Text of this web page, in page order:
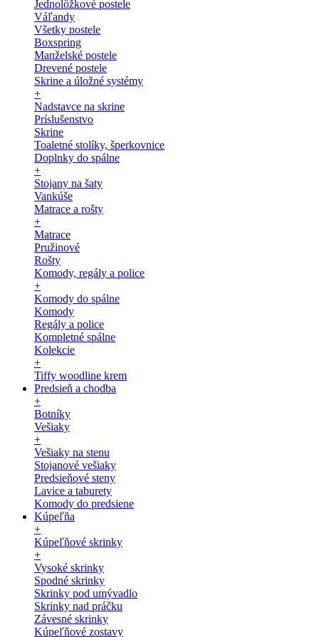
Jednolôžkové postele
Váľandy
Všetky postele
Boxspring
Manželské postele
Drevené postele
Skrine a úložné systémy
+
Nadstavce na skrine
Príslušenstvo
Skrine
Toaletné stolíky, šperkovnice
Doplnky do spálne
+
Stojany na šaty
Vankúše
Matrace a rošty
+
Matrace
Pružinové
Rošty
Komody, regály a police
+
Komody do spálne
Komody
Regály a police
Kompletné spálne
Kolekcie
+
Tiffy woodline krem
Predsieň a chodba
+
Botníky
Vešiaky
+
Vešiaky na stenu
Stojanové vešiaky
Predsieňové steny
Lavice a taburety
Komody do predsiene
Kúpeľňa
+
Kúpeľňové skrinky
+
Vysoké skrinky
Spodné skrinky
Skrinky pod umývadlo
Skrinky nad práčku
Závesné skrinky
Kúpeľňové zostavy